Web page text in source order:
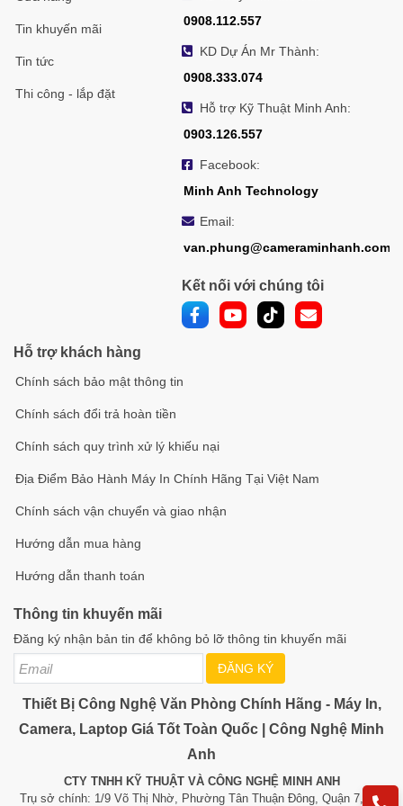
giảm nhiễu, kể cả trong môi trường ánh sáng yếu.
Tính năng đàm thoại hai chiều & chế độ riêng
Bạn có thể nói chuyện với người thân tại nhà thông qua
tính năng đàm thoại hai chiềuvới chất lượng âm
sẽ giúp bạn tắt camera bất cứ lúc nào, đảm bảo
sự riêng tư tuyệt đối chỉ vớimột chạmtrên ứng dụng
Bảng so sánh EZVIZ TY1 2MP với IMOU IPC-
C22EP-A và IPC-A32EP-L
Tiêu chí EZVIZ TY1 2MP
Full HD 1080p
Góc quay
quét
340° ngang / 55°
dọc
90° dọc
Hồng
đêm
Tính năng
động, Smart
Tracking
thẻ nhớ
2 chiều
Có Có Có
Chuẩn
Smart H.264 H.265 H.265
Nút gọi
khẩn cấp
Không Không
Lý do bạn nên chọn Camera Wifi EZVIZ TY1
Tin khuyến mãi
Tin tức
Thi công - lắp đặt
0908.112.557
KD Dự Án Mr Thành:
0908.333.074
Hỗ trợ Kỹ Thuật Minh Anh:
0903.126.557
Facebook:
Minh Anh Technology
Email:
van.phung@cameraminhanh.com
Kết nối với chúng tôi
Hỗ trợ khách hàng
Chính sách bảo mật thông tin
Chính sách đổi trả hoàn tiền
Chính sách quy trình xử lý khiếu nại
Địa Điểm Bảo Hành Máy In Chính Hãng Tại Việt Nam
Chính sách vận chuyển và giao nhận
Hướng dẫn mua hàng
Hướng dẫn thanh toán
Thông tin khuyến mãi
Đăng ký nhận bản tin để không bỏ lỡ thông tin khuyến mãi
ĐĂNG KÝ
Thiết Bị Công Nghệ Văn Phòng Chính Hãng - Máy In,
Camera, Laptop Giá Tốt Toàn Quốc | Công Nghệ Minh
Anh
CTY TNHH KỸ THUẬT VÀ CÔNG NGHỆ MINH ANH
Trụ sở chính: 1/9 Võ Thị Nhờ, Phường Tân Thuận Đông, Quận 7, TP.